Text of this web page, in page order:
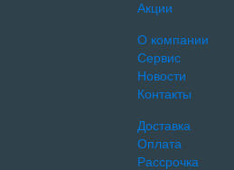
Акции
О компании
Сервис
Новости
Контакты
Доставка
Оплата
Рассрочка